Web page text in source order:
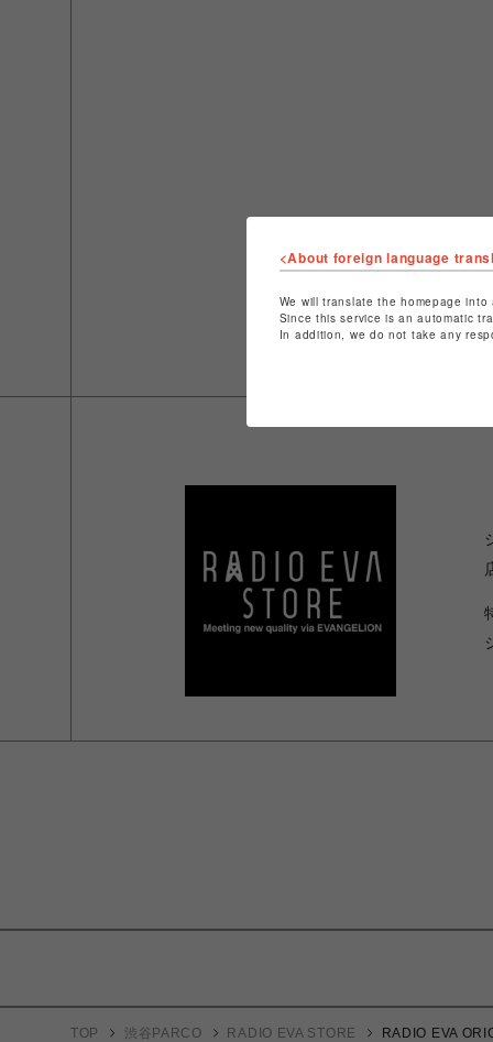
TOP 渋谷PARCO RADIO EVA STORE RADIO EVA
<About foreign language
We will translate the homepage
Since this service is an automatic
In addition, we do not take any